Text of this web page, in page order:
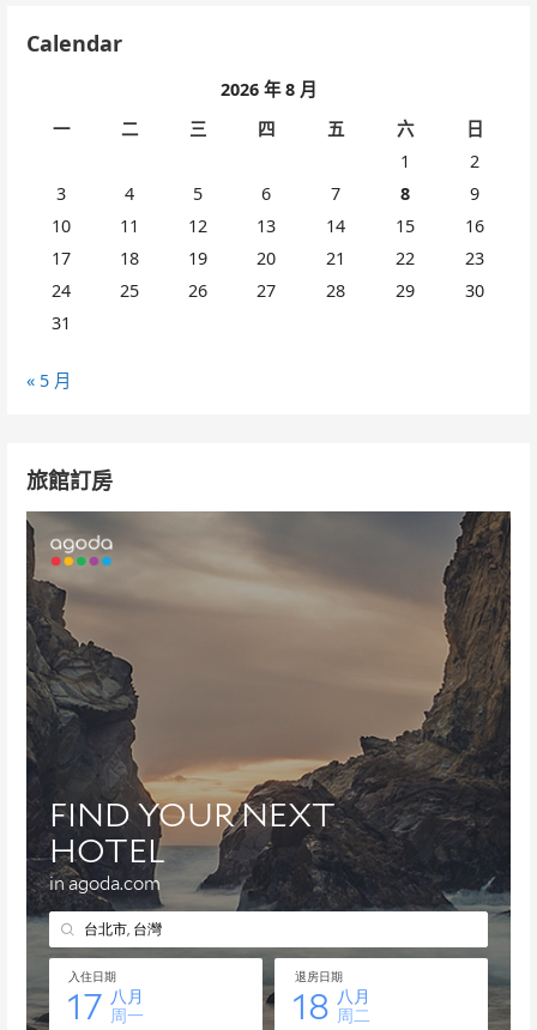
Calendar
2026 年 8 月
一
二 三 四 五 六
日
1
2
3
4 5 6 7 8
9
10
11 12 13 14 15
16
17
18 19 20 21 22
23
24
25 26 27 28 29
30
31
« 5 月
旅館訂房